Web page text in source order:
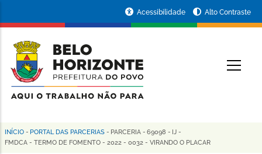
conteúdo
principal
da
Prefeitura
de
Horizonte
Acessibilidade Alto Contraste
Trilha
INÍCIO - PORTAL DAS PARCERIAS - PARCERIA - 69098 - IJ -
FMDCA - TERMO DE FOMENTO - 2022 - 0032 - VIRANDO O PLACAR